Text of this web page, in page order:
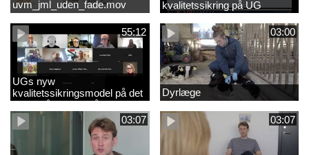
uvm_jml_uden_fade.mov
kvalitetssikring på UG
55:12
UGs nyw
kvalitetssikringsmodel på det
videregående område
03:00
Dyrlæge
03:07 03:07